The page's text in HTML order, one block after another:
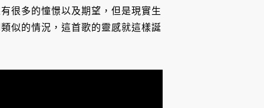
很多的憧憬以及期望，但是現實生
似的情況，這首歌的靈感就這樣誕